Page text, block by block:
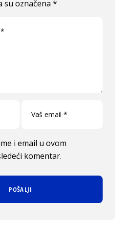
su označena*
i email u ovom
komentar.